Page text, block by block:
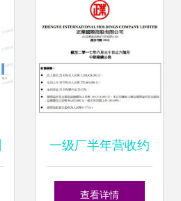
一级厂半年营收约
12亿，瓦楞纸产品
查看详情